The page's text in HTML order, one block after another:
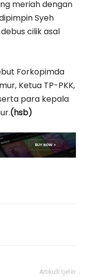
meriah dengan
Syeh
cilik asal
Forkopimda
Ketua TP-PKK,
para kepala
(hsb)
Artikulli tjetër